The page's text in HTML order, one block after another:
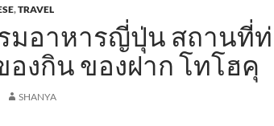
,TRAVEL
มอาหารญี่ปุ่น สถานที่ท่
องกิน ของฝาก โทโฮคุ
SHANYA